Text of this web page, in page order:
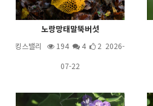
노랑망태말뚝버섯
킹스밸리 194 4
2 2026-
07-22